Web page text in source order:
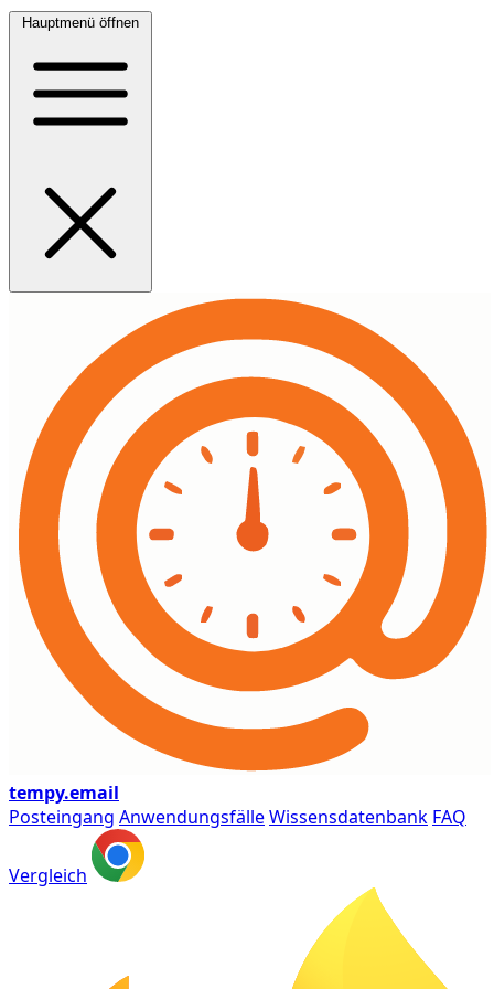
Hauptmenü öffnen
tempy.email
Posteingang AnwendungsfälleWissensdatenbank FAQ
Vergleich